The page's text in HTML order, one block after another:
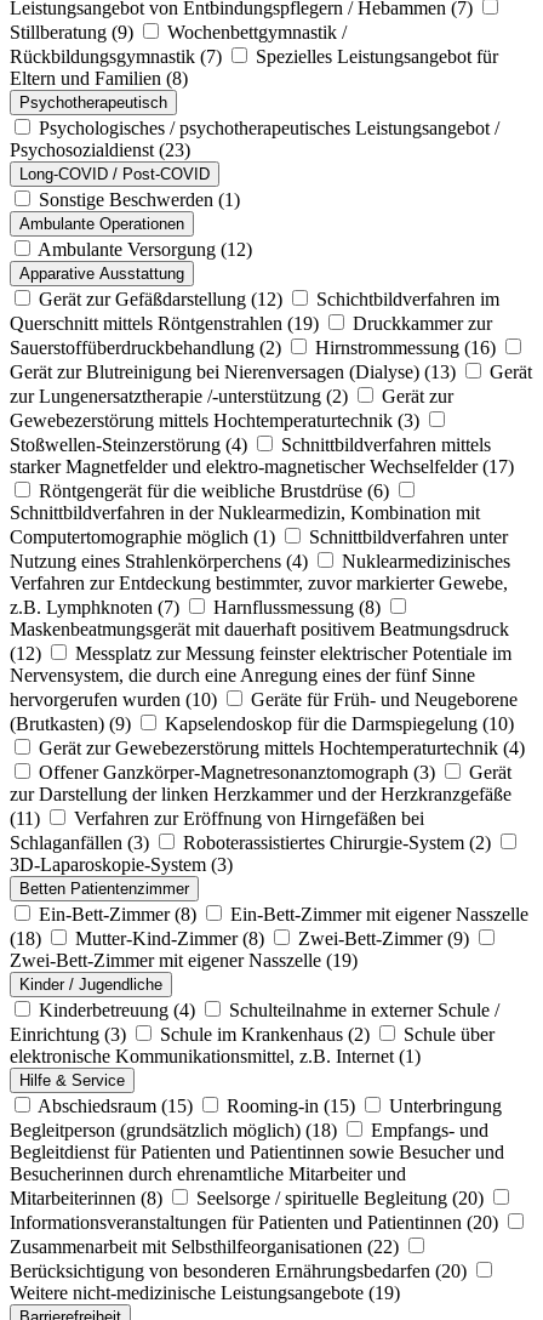
Leistungsangebot von Entbindungspflegern / Hebammen (7)
Stillberatung (9)
Wochenbettgymnastik /
Rückbildungsgymnastik (7)
Spezielles Leistungsangebot für
Eltern und Familien (8)
Psychotherapeutisch
Psychologisches / psychotherapeutisches Leistungsangebot /
Psychosozialdienst (23)
Long-COVID / Post-COVID
Sonstige Beschwerden (1)
Ambulante Operationen
Ambulante Versorgung (12)
Apparative Ausstattung
Gerät zur Gefäßdarstellung (12)
Schichtbildverfahren im
Querschnitt mittels Röntgenstrahlen (19)
Druckkammer zur
Sauerstoffüberdruckbehandlung (2) Hirnstrommessung (16)
Gerät zur Blutreinigung bei Nierenversagen (Dialyse) (13)
Gerät
zur Lungenersatztherapie /-unterstützung (2)
Gerät zur
Gewebezerstörung mittels Hochtemperaturtechnik (3)
Stoßwellen-Steinzerstörung (4)
Schnittbildverfahren mittels
starker Magnetfelder und elektro-magnetischer Wechselfelder(17)
Röntgengerät für die weibliche Brustdrüse (6)
Schnittbildverfahren in der Nuklearmedizin, Kombination mit
Computertomographie möglich (1)
Schnittbildverfahren unter
Nutzung eines Strahlenkörperchens (4)
Nuklearmedizinisches
Verfahren zur Entdeckung bestimmter, zuvor markierter Gewebe,
z.B. Lymphknoten (7) Harnflussmessung (8)
Maskenbeatmungsgerät mit dauerhaft positivem Beatmungsdruck
(12)
Messplatz zur Messung feinster elektrischer Potentiale im
Nervensystem, die durch eine Anregung eines der fünf Sinne
hervorgerufen wurden (10)
Geräte für Früh- und Neugeborene
(Brutkasten) (9) Kapselendoskop für die Darmspiegelung (10)
Gerät zur Gewebezerstörung mittels Hochtemperaturtechnik (4)
Offener Ganzkörper-Magnetresonanztomograph (3)
Gerät
zur Darstellung der linken Herzkammer und der Herzkranzgefäße
(11)
Verfahren zur Eröffnung von Hirngefäßen bei
Schlaganfällen (3) Roboterassistiertes Chirurgie-System (2)
3D-Laparoskopie-System (3)
Betten Patientenzimmer
Ein-Bett-Zimmer(8)
Ein-Bett-Zimmer mit eigener Nasszelle
(18)
Mutter-Kind-Zimmer(8) Zwei-Bett-Zimmer(9)
Zwei-Bett-Zimmer mit eigener Nasszelle (19)
Kinder / Jugendliche
Kinderbetreuung (4)
Schulteilnahme in externer Schule /
Einrichtung (3) Schule im Krankenhaus (2)
Schule über
elektronische Kommunikationsmittel, z.B. Internet (1)
Hilfe & Service
Abschiedsraum (15) Rooming-in (15)
Unterbringung
Begleitperson (grundsätzlich möglich) (18)
Empfangs- und
Begleitdienst für Patienten und Patientinnen sowie Besucher und
Besucherinnen durch ehrenamtliche Mitarbeiter und
Mitarbeiterinnen (8) Seelsorge / spirituelle Begleitung (20)
Informationsveranstaltungen für Patienten und Patientinnen (20)
Zusammenarbeit mit Selbsthilfeorganisationen (22)
Berücksichtigung von besonderen Ernährungsbedarfen (20)
Weitere nicht-medizinische Leistungsangebote (19)